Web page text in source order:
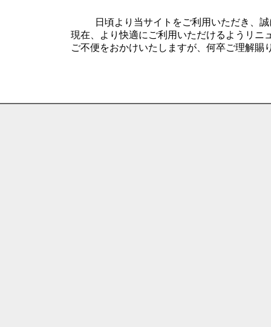
日頃より当サイトをご利用いただき、
現在、より快適にご利用いただけるようリニ
ご不便をおかけいたしますが、何卒ご理解賜